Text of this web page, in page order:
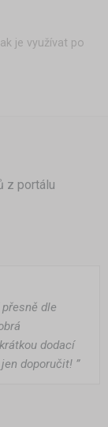
je využívat po
z portálu
dle
dodací
doporučit! ”